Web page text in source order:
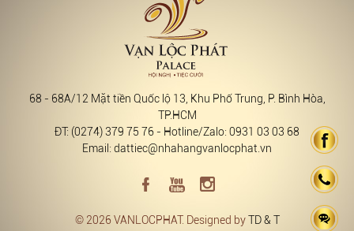
68 - 68A/12 Mặt tiền Quốc lộ 13, Khu Phố Trung, P. Bình Hòa,
TP.HCM
ĐT: (0274) 379 75 76 - Hotline/Zalo: 0931 03 03 68
Email: dattiec@nhahangvanlocphat.vn
© 2026 VANLOCPHAT. Designed by TD & T